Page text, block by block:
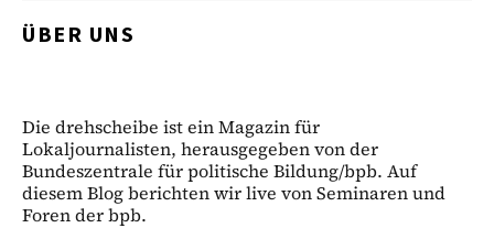
ÜBER UNS
Die drehscheibe ist ein Magazin für
Lokaljournalisten, herausgegeben von der
Bundeszentrale für politische Bildung/bpb. Auf
diesem Blog berichten wir live von Seminaren und
Foren der bpb.